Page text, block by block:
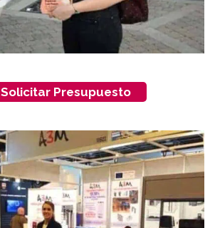
Solicitar Presupuesto